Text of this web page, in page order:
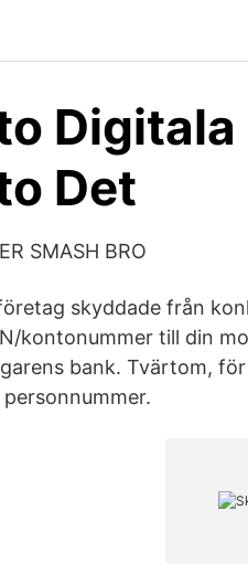
Digitala
Det
SMASH BRO
skyddade från
kontonummer till din
bank. Tvärtom,